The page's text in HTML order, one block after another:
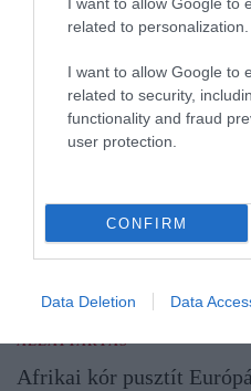
related to personalization.
I want to allow Google to
related to security,
functionality and fraud
user protection.
CONFIRM
Data Deletion Data
ÁLLATTARTÁS
Afrikai kór pusztít